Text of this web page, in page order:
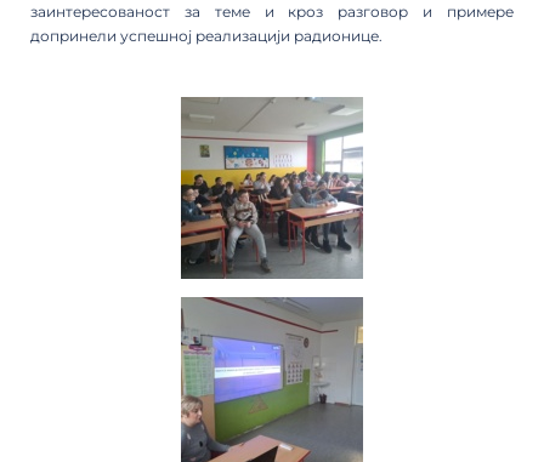
заинтересованост за теме и кроз разговор и примере
допринели успешној реализацији радионице.